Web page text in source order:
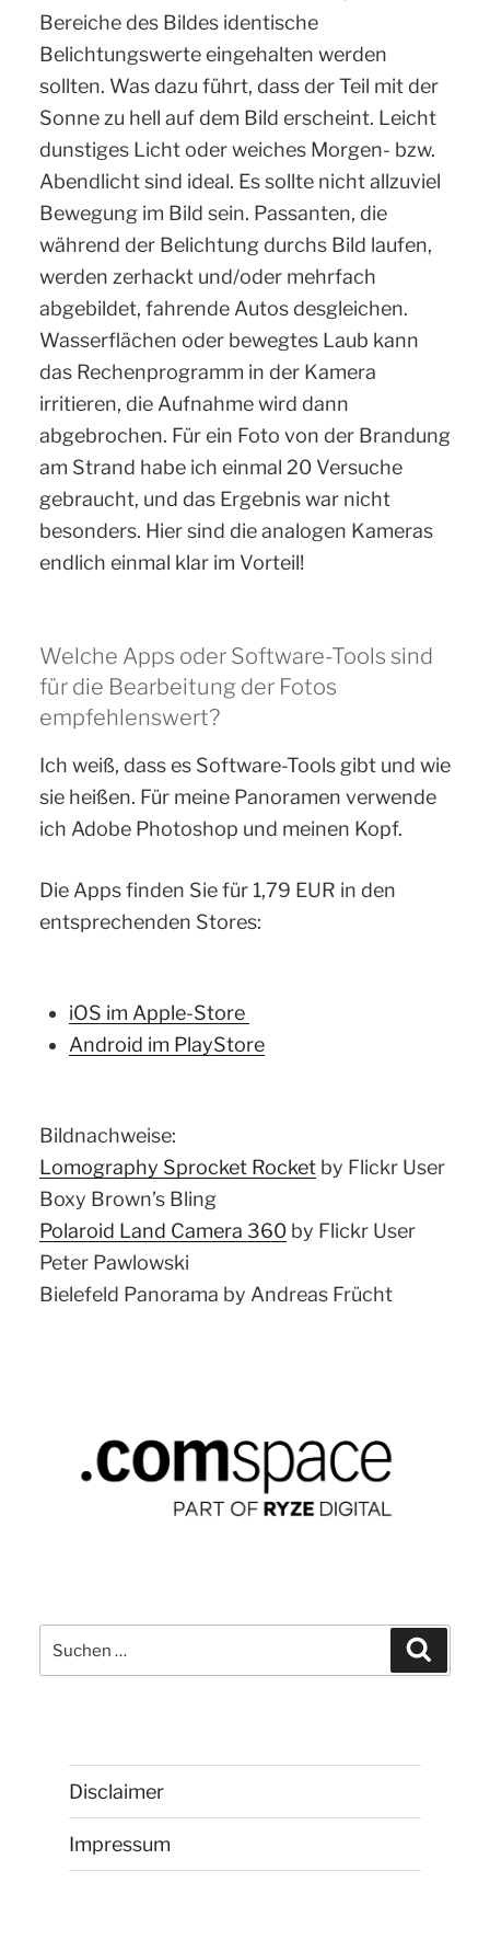
Bereiche des Bildes identische
Belichtungswerte eingehalten werden
sollten. Was dazu führt, dass der Teil mit der
Sonne zu hell auf dem Bild erscheint. Leicht
dunstiges Licht oder weiches Morgen- bzw.
Abendlicht sind ideal. Es sollte nicht allzuviel
Bewegung im Bild sein. Passanten, die
während der Belichtung durchs Bild laufen,
werden zerhackt und/oder mehrfach
abgebildet, fahrende Autos desgleichen.
Wasserflächen oder bewegtes Laub kann
das Rechenprogramm in der Kamera
irritieren, die Aufnahme wird dann
abgebrochen. Für ein Foto von der Brandung
am Strand habe ich einmal 20 Versuche
gebraucht, und das Ergebnis war nicht
besonders. Hier sind die analogen Kameras
endlich einmal klar im Vorteil!
Welche Apps oder Software-Tools sind
für die Bearbeitung der Fotos
empfehlenswert?
Ich weiß, dass es Software-Tools gibt und wie
sie heißen. Für meine Panoramen verwende
ich Adobe Photoshop und meinen Kopf.
Die Apps finden Sie für 1,79 EUR in den
entsprechenden Stores:
iOS im Apple-Store
Android im PlayStore
Bildnachweise:
Lomography Sprocket Rocket by Flickr User
Boxy Brown’s Bling
Polaroid Land Camera 360 by Flickr User
Peter Pawlowski
Bielefeld Panorama by Andreas Frücht
Suchen
nach:
Disclaimer
Impressum